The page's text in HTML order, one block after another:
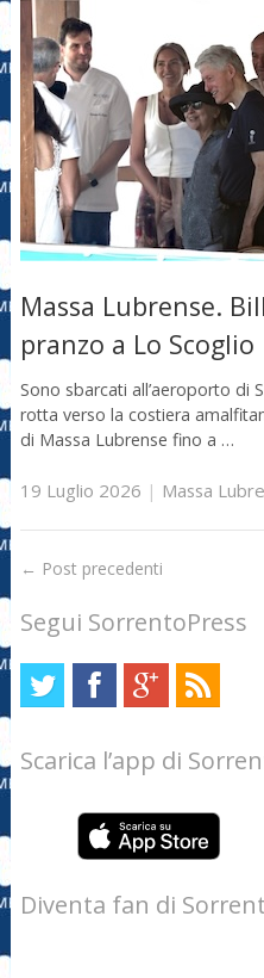
Massa Lubrense.
pranzo a Lo Scoglio
Sono sbarcati all’aeroporto di
rotta verso la costiera
di Massa Lubrense fino a …
19 Luglio 2026 | Massa
← Post precedenti
Segui SorrentoPress
Scarica l’app di
Diventa fan di